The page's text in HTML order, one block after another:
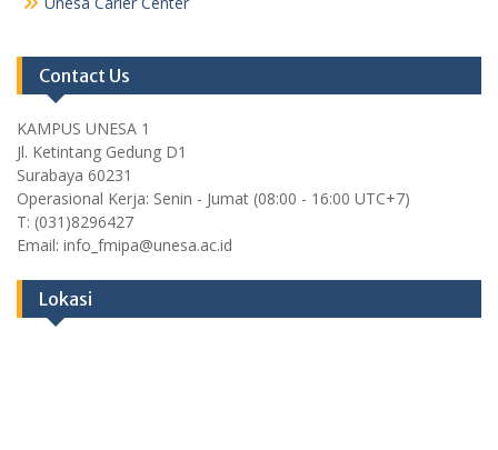
Contact Us
KAMPUS UNESA 1
Jl. Ketintang Gedung D1
Surabaya 60231
Operasional Kerja: Senin - Jumat (08:00 - 16:00 UTC+7)
T: (031)8296427
Email: info_fmipa@unesa.ac.id
Lokasi